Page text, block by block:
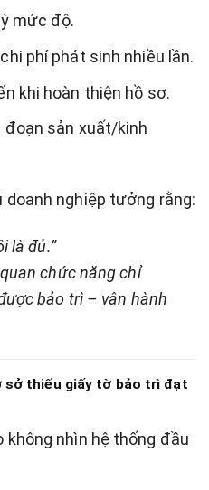
mức độ.
phí phát sinh nhiều lần.
khi hoàn thiện hồ sơ.
đoạn sản xuất/kinh
nghiệp tưởng rằng:
là đủ.”
chức năng chỉ
bảo trì – vận hành
sở thiếu giấy tờ bảo trì đạt
không nhìn hệ thống đầu